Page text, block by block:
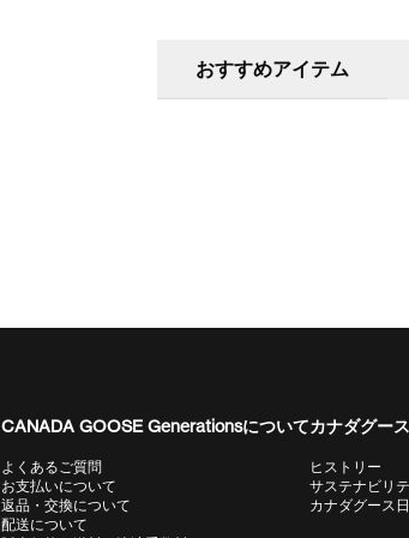
おすすめアイテム
CANADA GOOSE Generationsについて
よくあるご質問
お支払いについて
返品・交換について
配送について
カナダグー
ヒストリー
サステナビリ
カナダグース